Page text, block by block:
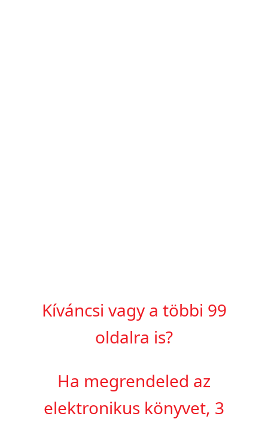
Kíváncsi vagy a többi 99
oldalra is?
Ha megrendeled az
elektronikus könyvet, 3